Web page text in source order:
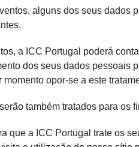
alguns dos seus
a ICC Portugal poderá
dos seus dados pessoais
opor-se a este
também tratados para os
que a ICC Portugal trate os